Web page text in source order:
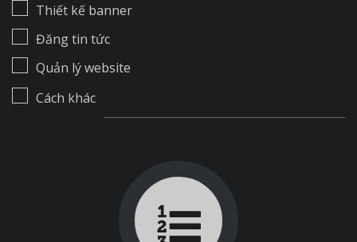
Thiết kế banner
Đăng tin tức
Quản lý website
Cách khác